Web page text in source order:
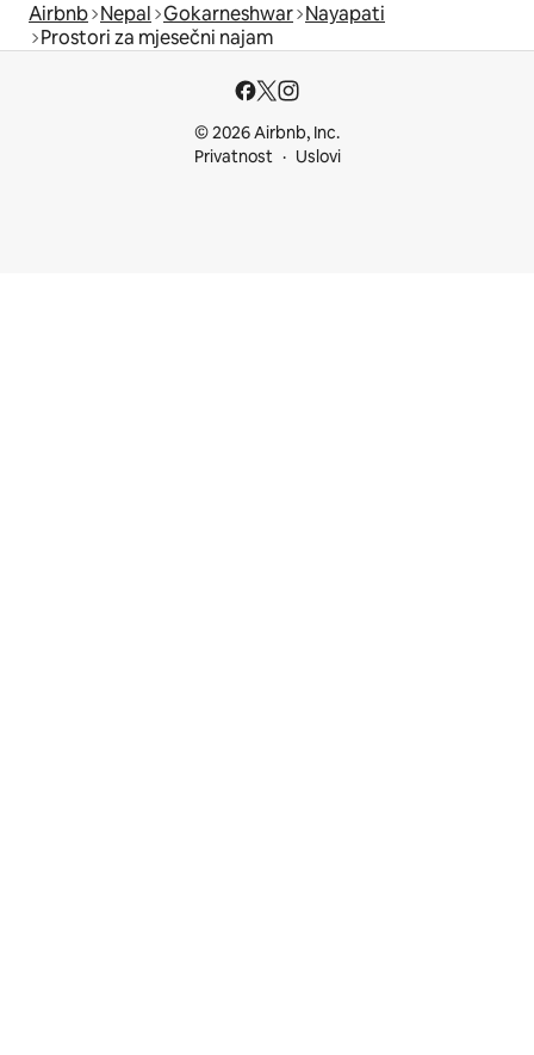
Airbnb Nepal Gokarneshwar Nayapati
Prostori za mjesečni najam
© 2026 Airbnb, Inc.
Privatnost
Uslovi